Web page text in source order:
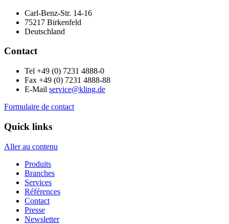
Carl-Benz-Str. 14-16
75217 Birkenfeld
Deutschland
Contact
Tel +49 (0) 7231 4888-0
Fax +49 (0) 7231 4888-88
E-Mail service@kling.de
Formulaire de contact
Quick links
Aller au contenu
Produits
Branches
Services
Références
Contact
Presse
Newsletter